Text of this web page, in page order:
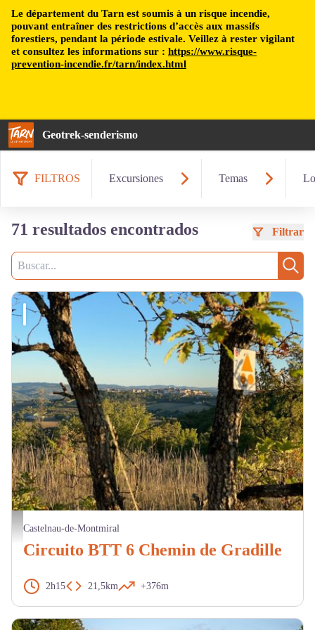
Le département du Tarn est soumis à un risque incendie,
pouvant entraîner des restrictions d’accès aux massifs
forestiers, pendant la période estivale. Veillez à rester vigilant
et consultez les informations sur : https://www.risque-
prevention-incendie.fr/tarn/index.html
Geotrek-senderismo
FILTROS Excursiones Temas
71 resultados encontrados Filtrar
Busca
Vue de Castelnau de Montmiral - M. Cazeméa
Castelnau-de-Montmiral
Circuito BTT 6 Chemin de Gradille
2h15 21,5km +376m